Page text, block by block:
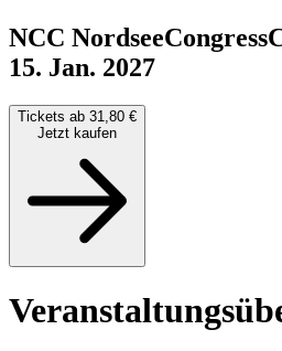
NCC
15. Jan. 2027
Tickets ab 31,80 €
Jetzt kaufen